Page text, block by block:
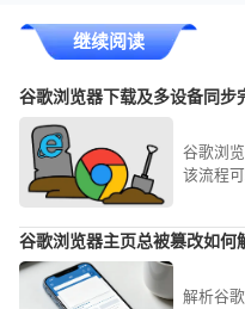
继续阅读
谷歌浏览器下载及多设备同步
谷歌浏
该流程
谷歌浏览器主页总被篡改如何
解析谷